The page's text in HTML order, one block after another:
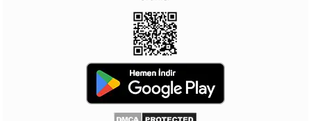
33'lü Küre Buzluk
Mangal Maşası
4'lü Küre Buzluk
Silikon Dondurma Kalıbı